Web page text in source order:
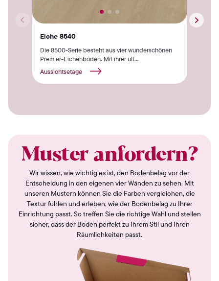
Eiche 8540
Die 8500-Serie besteht aus vier wunderschönen
Premier-Eichenböden. Mit ihrer ult...
Aussichtsetage
Muster anfordern?
Wir wissen, wie wichtig es ist, den Bodenbelag vor der
Entscheidung in den eigenen vier Wänden zu sehen. Mit
unseren Mustern können Sie die Farben vergleichen, die
Textur fühlen und erleben, wie der Bodenbelag zu Ihrer
Einrichtung passt. So treffen Sie die richtige Wahl und stellen
sicher, dass der Boden perfekt zu Ihrem Stil und Ihren
Räumlichkeiten passt.